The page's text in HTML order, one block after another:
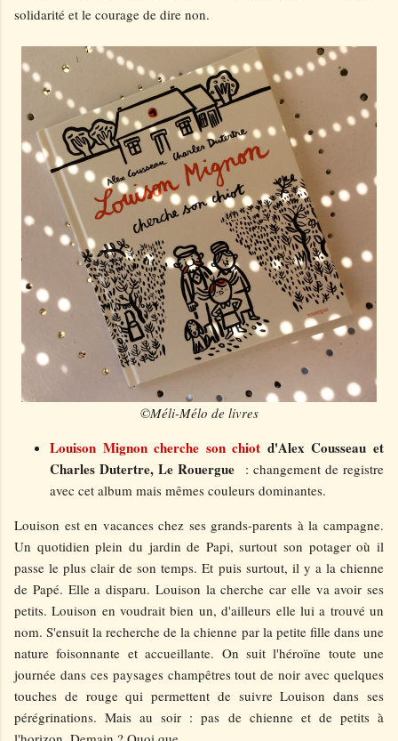
solidarité et le courage de dire non.
©Méli-Mélo de livres
Louison Mignon cherche son chiot d'Alex Cousseau et
Charles Dutertre, Le Rouergue
: changement de registre
avec cet album mais mêmes couleurs dominantes.
Louison est en vacances chez ses grands-parents à la campagne.
Un quotidien plein du jardin de Papi, surtout son potager où il
passe le plus clair de son temps. Et puis surtout, il y a la chienne
de Papé. Elle a disparu. Louison la cherche car elle va avoir ses
petits. Louison en voudrait bien un, d'ailleurs elle lui a trouvé un
nom. S'ensuit la recherche de la chienne par la petite fille dans une
nature foisonnante et accueillante. On suit l'héroïne toute une
journée dans ces paysages champêtres tout de noir avec quelques
touches de rouge qui permettent de suivre Louison dans ses
pérégrinations. Mais au soir : pas de chienne et de petits à